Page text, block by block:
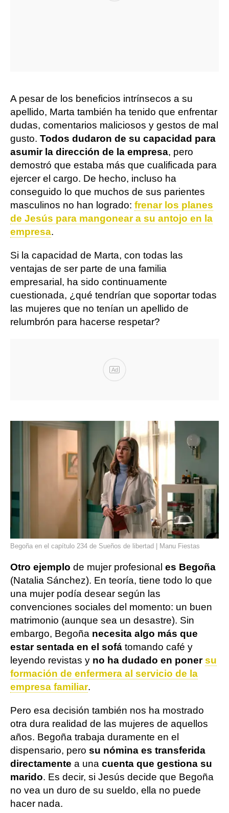
A pesar de los beneficios intrínsecos a su
apellido, Marta también ha tenido que enfrentar
dudas, comentarios maliciosos y gestos de mal
gusto. Todos dudaron de su capacidad para
asumir la dirección de la empresa, pero
demostró que estaba más que cualificada para
ejercer el cargo. De hecho, incluso ha
conseguido lo que muchos de sus parientes
masculinos no han logrado: frenar los planes
de Jesús para mangonear a su antojo en la
empresa.
Si la capacidad de Marta, con todas las
ventajas de ser parte de una familia
empresarial, ha sido continuamente
cuestionada, ¿qué tendrían que soportar todas
las mujeres que no tenían un apellido de
relumbrón para hacerse respetar?
Ad
Begoña en el capítulo 234 de Sueños de libertad | Manu Fiestas
Otro ejemplo de mujer profesional es Begoña
(Natalia Sánchez). En teoría, tiene todo lo que
una mujer podía desear según las
convenciones sociales del momento: un buen
matrimonio (aunque sea un desastre). Sin
embargo, Begoña necesita algo más que
estar sentada en el sofá tomando café y
leyendo revistas y no ha dudado en ponersu
formación de enfermera al servicio de la
empresa familiar.
Pero esa decisión también nos ha mostrado
otra dura realidad de las mujeres de aquellos
años. Begoña trabaja duramente en el
dispensario, pero su nómina es transferida
directamente a una cuenta que gestiona su
marido. Es decir, si Jesús decide que Begoña
no vea un duro de su sueldo, ella no puede
hacer nada.